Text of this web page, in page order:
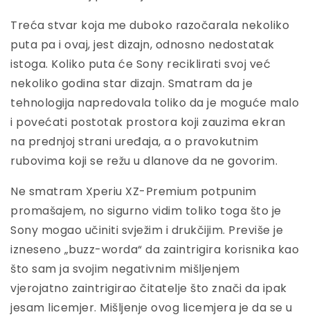
Treća stvar koja me duboko razočarala nekoliko
puta pa i ovaj, jest dizajn, odnosno nedostatak
istoga. Koliko puta će Sony reciklirati svoj već
nekoliko godina star dizajn. Smatram da je
tehnologija napredovala toliko da je moguće malo
i povećati postotak prostora koji zauzima ekran
na prednjoj strani uređaja, a o pravokutnim
rubovima koji se režu u dlanove da ne govorim.
Ne smatram Xperiu XZ-Premium potpunim
promašajem, no sigurno vidim toliko toga što je
Sony mogao učiniti svježim i drukčijim. Previše je
izneseno „buzz-worda“ da zaintrigira korisnika kao
što sam ja svojim negativnim mišljenjem
vjerojatno zaintrigirao čitatelje što znači da ipak
jesam licemjer. Mišljenje ovog licemjera je da se u